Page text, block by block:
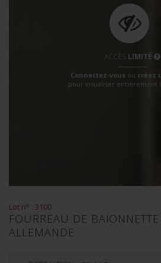
ACCÈS LIMITÉ
Connectez-vous ou créez
pour visualiser entièrement
Lot n° : 3100
FOURREAU DE
ALLEMANDE